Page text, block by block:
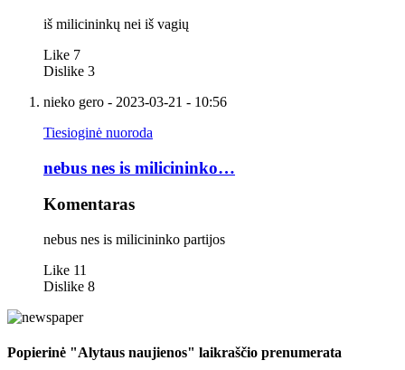
iš milicininkų nei iš vagių
Like 7
Dislike 3
nieko gero - 2023-03-21 - 10:56
Tiesioginė nuoroda
nebus nes is milicininko…
Komentaras
nebus nes is milicininko partijos
Like 11
Dislike 8
Popierinė "Alytaus naujienos" laikraščio prenumerata